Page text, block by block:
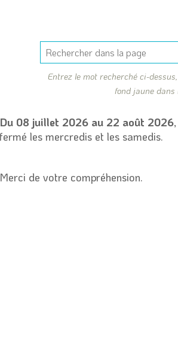
Entrez le mot recherché ci-
fond jaune dans
Du 08 juillet 2026 au 22 août 2026
fermé les mercredis et les samedis.
Merci de votre compréhension.